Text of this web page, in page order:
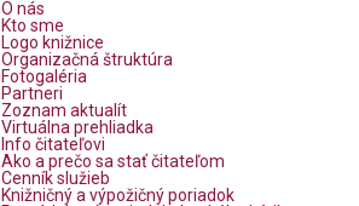
O nás
Kto sme
Logo knižnice
Organizačná štruktúra
Fotogaléria
Partneri
Zoznam aktualít
Virtuálna prehliadka
Info čitateľovi
Ako a prečo sa stať čitateľom
Cenník služieb
Knižničný a výpožičný poriadok